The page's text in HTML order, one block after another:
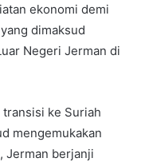
ekonomi demi
dimaksud
Negeri Jerman di
ke Suriah
mengemukakan
Jerman berjanji